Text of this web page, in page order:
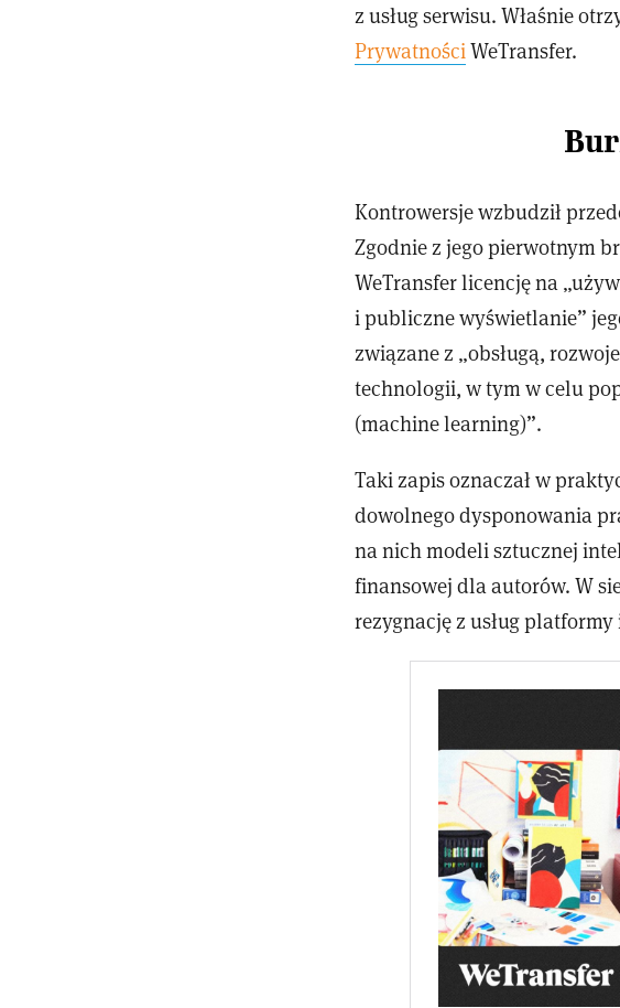
z usług serwisu. Właśnie
PrywatnościWeTransfer.
Kontrowersje wzbudził
Zgodnie z jego pierwotnym
WeTransfer licencję na
i publiczne wyświetlanie”
związane z „obsługą,
technologii, w tym w celu
(machine learning)”.
Taki zapis oznaczał w
dowolnego dysponowania
na nich modeli sztucznej
finansowej dla autorów. W
rezygnację z usług